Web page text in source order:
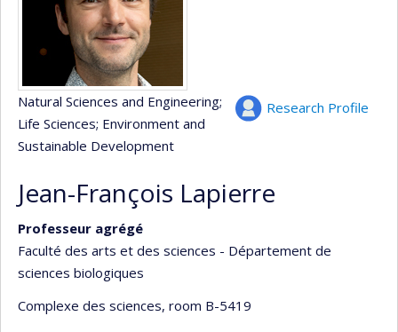
Research Profile
Natural Sciences and Engineering;
Life Sciences; Environment and
Sustainable Development
Jean-François Lapierre
Professeur agrégé
Faculté des arts et des sciences - Département de
sciences biologiques
Complexe des sciences, room B-5419